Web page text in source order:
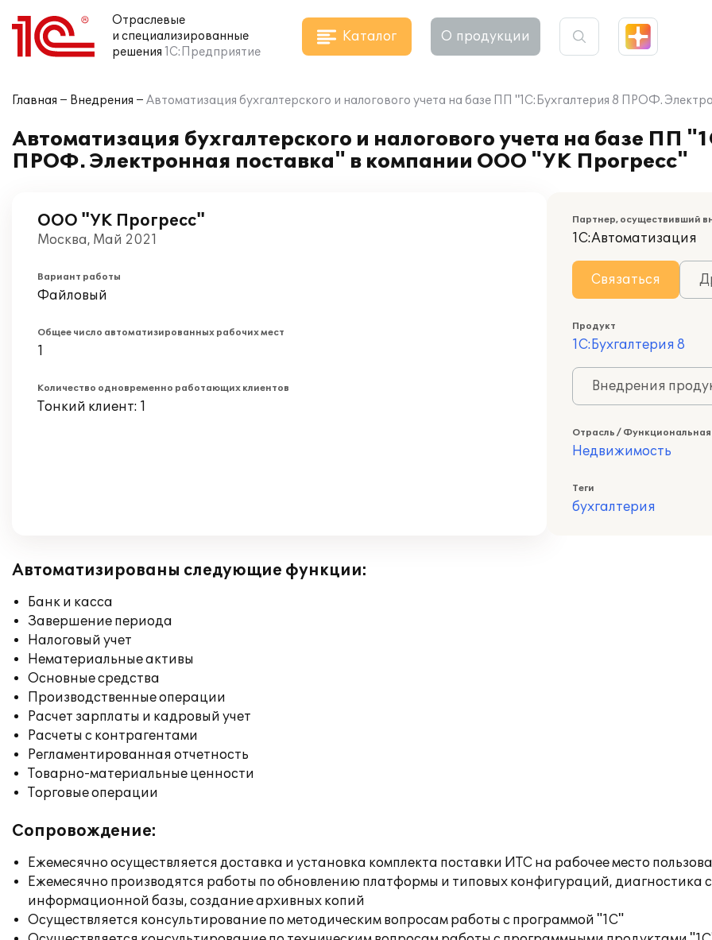
Отраслевые
и специализированные
решения 1С:Предприятие
Каталог О продукции
Главная Внедрения Автоматизация бухгалтерского и налогового учета на базе ПП "1С:Бухгалтерия 8 ПРОФ.
Автоматизация бухгалтерского и налогового учета на базе ПП
ПРОФ. Электронная поставка" в компании ООО "УК Прогресс"
ООО "УК Прогресс"
Москва, Май 2021
Вариант работы
Файловый
Общее число автоматизированных рабочих мест
1
Количество одновременно работающих клиентов
Тонкий клиент: 1
Партнер, осуществивший
1С:Автоматизация
Связаться
Продукт
1С:Бухгалтерия 8
Внедрения
Отрасль / Функциональная
Недвижимость
Теги
бухгалтерия
Автоматизированы следующие функции:
Банк и касса
Завершение периода
Налоговый учет
Нематериальные активы
Основные средства
Производственные операции
Расчет зарплаты и кадровый учет
Расчеты с контрагентами
Регламентированная отчетность
Товарно-материальные ценности
Торговые операции
Сопровождение:
Ежемесячно осуществляется доставка и установка комплекта поставки ИТС на рабочее место
Ежемесячно производятся работы по обновлению платформы и типовых конфигураций, диагностика
информационной базы, создание архивных копий
Осуществляется консультирование по методическим вопросам работы с программой "1С"